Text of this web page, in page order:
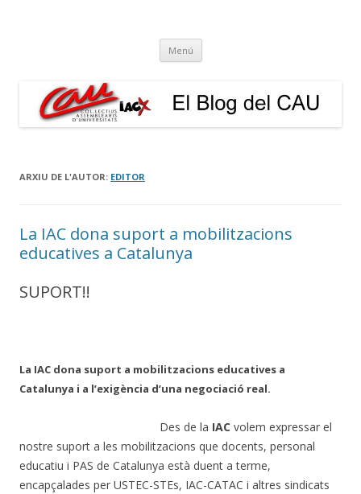
Menú Vés
contingut
ARXIU DE L'AUTOR: EDITOR
La IAC dona suport a mobilitzacions
educatives a Catalunya
SUPORT!!
La IAC dona suport a mobilitzacions educatives a
Catalunya i a l’exigència d’una negociació real.
Des de la IAC volem expressar el
nostre suport a les mobilitzacions que docents, personal
educatiu i PAS de Catalunya està duent a terme,
encapçalades per USTEC-STEs, IAC-CATAC i altres sindicats